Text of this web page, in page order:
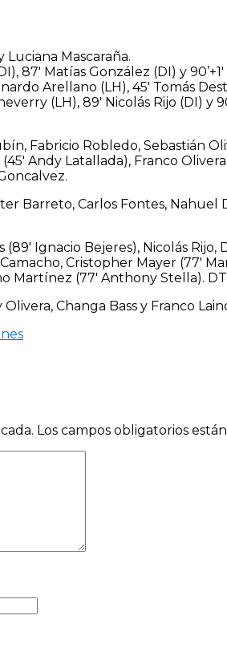
Mascaraña.
87′ Matías González (DI) y
Arellano (LH), 45′ Tomás
(LH), 89′ Nicolás Rijo (DI) y
Fabricio Robledo, Sebastián
Andy Latallada), Franco
Barreto, Carlos Fontes, Nahuel
Ignacio Bejeres), Nicolás Rijo,
Cristopher Mayer (77′
Martínez (77′ Anthony Stella).
Changa Bass y Franco
Los campos obligatorios